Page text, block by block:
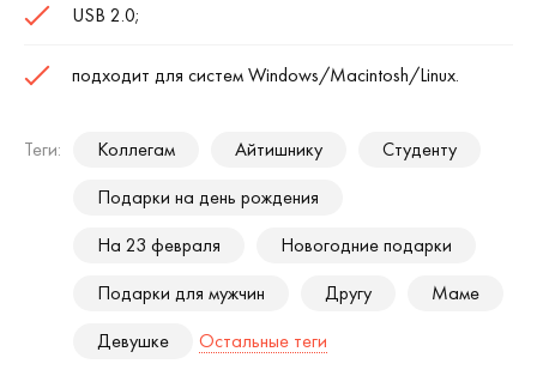
USB 2.0;
подходит для систем Windows/Macintosh/Linux.
Теги: Коллегам Айтишнику
Студенту
Подарки на день рождения
На 23 февраля
Новогодние подарки
Подарки для мужчин
Другу
Маме
Девушке
Остальные теги